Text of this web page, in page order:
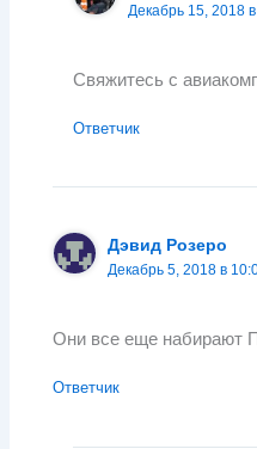
Декабрь 15, 2018
Свяжитесь с
Ответчик
Дэвид Розеро
Декабрь 5, 2018 в
Они все еще набирают
Ответчик